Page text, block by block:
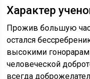
Характер
Прожив большую
остался
высокими
человеческой
всегда